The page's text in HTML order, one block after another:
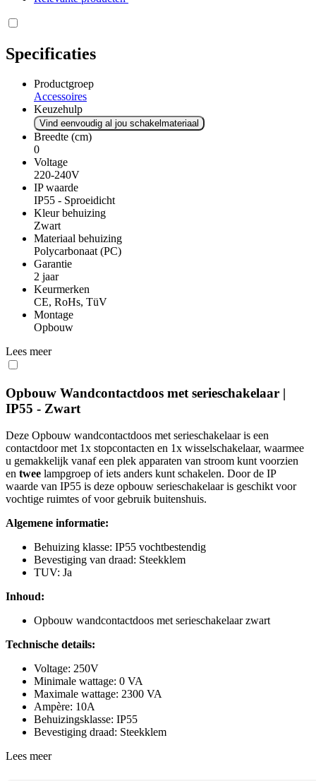
Specificaties
Productgroep
Accessoires
Keuzehulp
Vind eenvoudig al jou schakelmateriaal
Breedte (cm)
0
Voltage
220-240V
IP waarde
IP55 - Sproeidicht
Kleur behuizing
Zwart
Materiaal behuizing
Polycarbonaat (PC)
Garantie
2 jaar
Keurmerken
CE, RoHs, TüV
Montage
Opbouw
Lees meer
Opbouw Wandcontactdoos met serieschakelaar |
IP55 - Zwart
Deze Opbouw wandcontactdoos met serieschakelaar is een
contactdoor met 1x stopcontacten en 1x wisselschakelaar, waarmee
u gemakkelijk vanaf een plek apparaten van stroom kunt voorzien
en twee lampgroep of iets anders kunt schakelen. Door de IP
waarde van IP55 is deze opbouw serieschakelaar is geschikt voor
vochtige ruimtes of voor gebruik buitenshuis.
Algemene informatie:
Behuizing klasse: IP55 vochtbestendig
Bevestiging van draad: Steekklem
TUV: Ja
Inhoud:
Opbouw wandcontactdoos met serieschakelaar zwart
Technische details:
Voltage: 250V
Minimale wattage: 0 VA
Maximale wattage: 2300 VA
Ampère: 10A
Behuizingsklasse: IP55
Bevestiging draad: Steekklem
Lees meer